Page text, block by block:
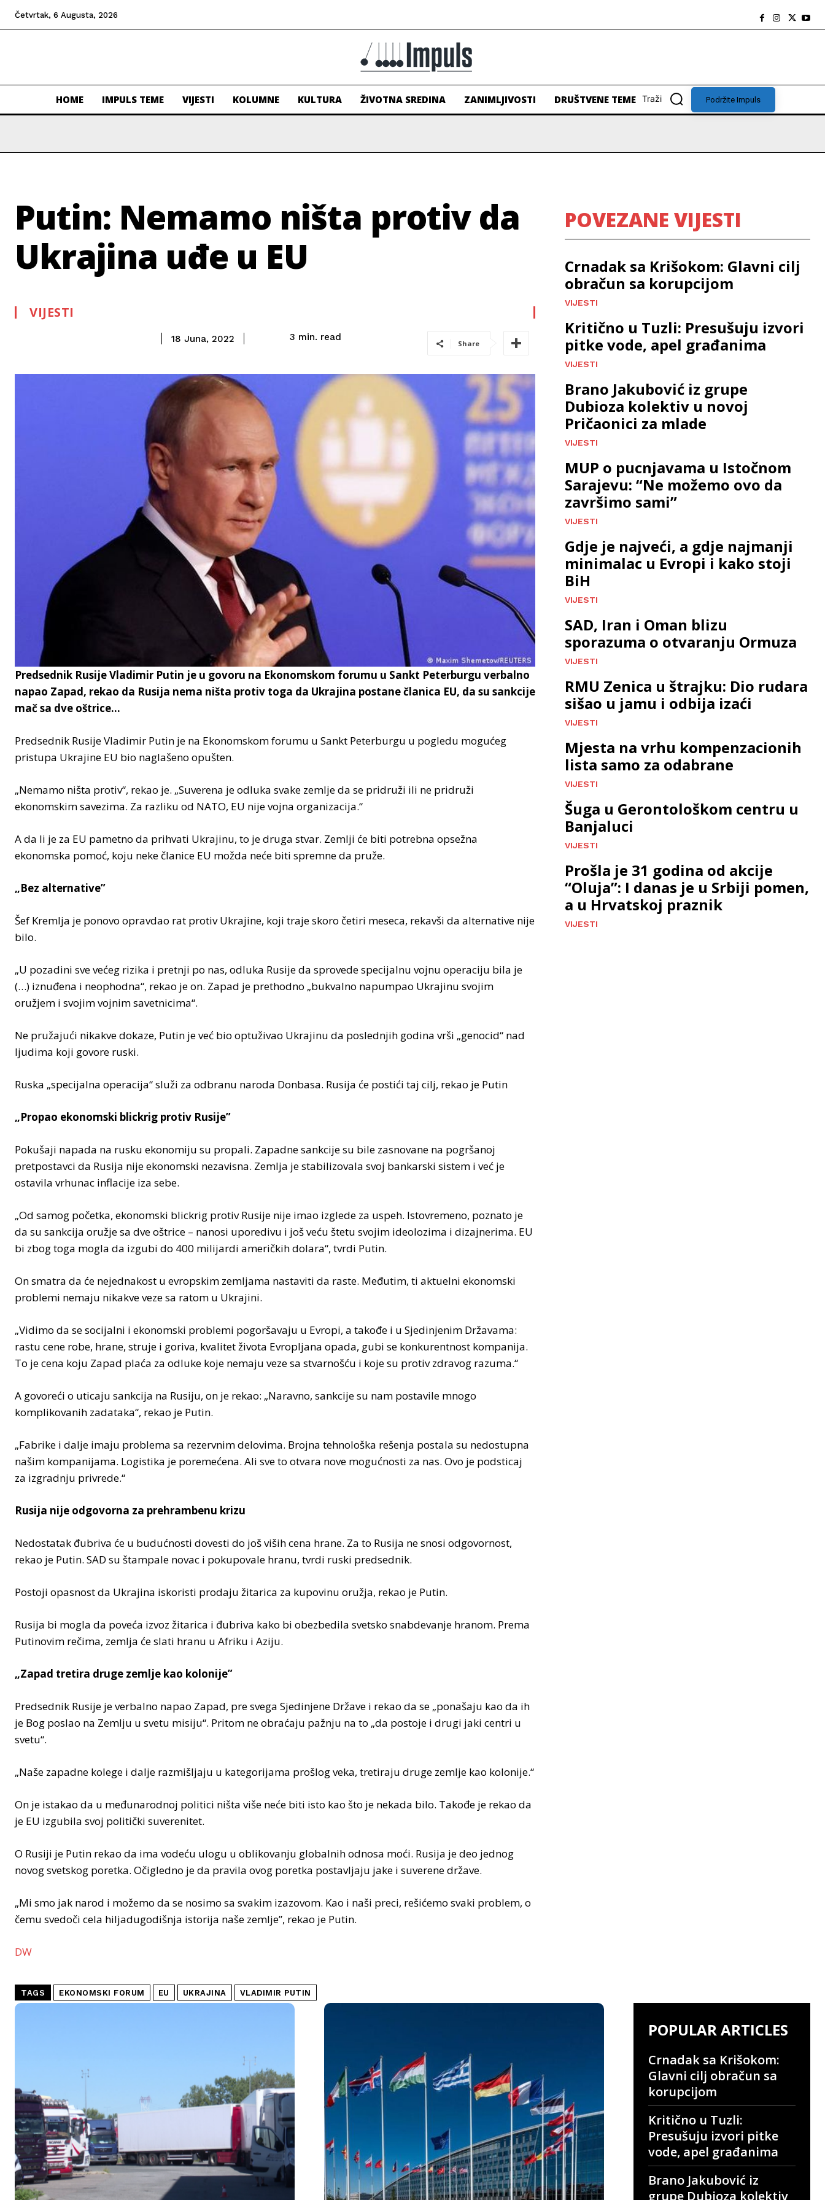
Četvrtak, 6 Augusta, 2026
HOME IMPULS TEME VIJESTI KOLUMNE KULTURA ŽIVOTNA SREDINA ZANIMLJIVOSTI DRUŠTVENE TEME Traži Podržite Impuls
Putin: Nemamo ništa protiv da
Ukrajina uđe u EU
VIJESTI
18 Juna, 2022 3 min. read
Share
Predsednik Rusije Vladimir Putin je u govoru na Ekonomskom forumu u Sankt Peterburgu verbalno
napao Zapad, rekao da Rusija nema ništa protiv toga da Ukrajina postane članica EU, da su sankcije
mač sa dve oštrice…
Predsednik Rusije Vladimir Putin je na Ekonomskom forumu u Sankt Peterburgu u pogledu mogućeg
pristupa Ukrajine EU bio naglašeno opušten.
„Nemamo ništa protiv“, rekao je. „Suverena je odluka svake zemlje da se pridruži ili ne pridruži
ekonomskim savezima. Za razliku od NATO, EU nije vojna organizacija.“
A da li je za EU pametno da prihvati Ukrajinu, to je druga stvar. Zemlji će biti potrebna opsežna
ekonomska pomoć, koju neke članice EU možda neće biti spremne da pruže.
„Bez alternative”
Šef Kremlja je ponovo opravdao rat protiv Ukrajine, koji traje skoro četiri meseca, rekavši da alternative nije
bilo.
„U pozadini sve većeg rizika i pretnji po nas, odluka Rusije da sprovede specijalnu vojnu operaciju bila je
(…) iznuđena i neophodna“, rekao je on. Zapad je prethodno „bukvalno napumpao Ukrajinu svojim
oružjem i svojim vojnim savetnicima“.
Ne pružajući nikakve dokaze, Putin je već bio optuživao Ukrajinu da poslednjih godina vrši „genocid“ nad
ljudima koji govore ruski.
Ruska „specijalna operacija“ služi za odbranu naroda Donbasa. Rusija će postići taj cilj, rekao je Putin
„Propao ekonomski blickrig protiv Rusije”
Pokušaji napada na rusku ekonomiju su propali. Zapadne sankcije su bile zasnovane na pogršanoj
pretpostavci da Rusija nije ekonomski nezavisna. Zemlja je stabilizovala svoj bankarski sistem i već je
ostavila vrhunac inflacije iza sebe.
„Od samog početka, ekonomski blickrig protiv Rusije nije imao izglede za uspeh. Istovremeno, poznato je
da su sankcija oružje sa dve oštrice – nanosi uporedivu i još veću štetu svojim ideolozima i dizajnerima. EU
bi zbog toga mogla da izgubi do 400 milijardi američkih dolara“, tvrdi Putin.
On smatra da će nejednakost u evropskim zemljama nastaviti da raste. Međutim, ti aktuelni ekonomski
problemi nemaju nikakve veze sa ratom u Ukrajini.
„Vidimo da se socijalni i ekonomski problemi pogoršavaju u Evropi, a takođe i u Sjedinjenim Državama:
rastu cene robe, hrane, struje i goriva, kvalitet života Evropljana opada, gubi se konkurentnost kompanija.
To je cena koju Zapad plaća za odluke koje nemaju veze sa stvarnošću i koje su protiv zdravog razuma.“
A govoreći o uticaju sankcija na Rusiju, on je rekao: „Naravno, sankcije su nam postavile mnogo
komplikovanih zadataka“, rekao je Putin.
„Fabrike i dalje imaju problema sa rezervnim delovima. Brojna tehnološka rešenja postala su nedostupna
našim kompanijama. Logistika je poremećena. Ali sve to otvara nove mogućnosti za nas. Ovo je podsticaj
za izgradnju privrede.“
Rusija nije odgovorna za prehrambenu krizu
Nedostatak đubriva će u budućnosti dovesti do još viših cena hrane. Za to Rusija ne snosi odgovornost,
rekao je Putin. SAD su štampale novac i pokupovale hranu, tvrdi ruski predsednik.
Postoji opasnost da Ukrajina iskoristi prodaju žitarica za kupovinu oružja, rekao je Putin.
Rusija bi mogla da poveća izvoz žitarica i đubriva kako bi obezbedila svetsko snabdevanje hranom. Prema
Putinovim rečima, zemlja će slati hranu u Afriku i Aziju.
„Zapad tretira druge zemlje kao kolonije”
Predsednik Rusije je verbalno napao Zapad, pre svega Sjedinjene Države i rekao da se „ponašaju kao da ih
je Bog poslao na Zemlju u svetu misiju“. Pritom ne obraćaju pažnju na to „da postoje i drugi jaki centri u
svetu“.
„Naše zapadne kolege i dalje razmišljaju u kategorijama prošlog veka, tretiraju druge zemlje kao kolonije.“
On je istakao da u međunarodnoj politici ništa više neće biti isto kao što je nekada bilo. Takođe je rekao da
je EU izgubila svoj politički suverenitet.
O Rusiji je Putin rekao da ima vodeću ulogu u oblikovanju globalnih odnosa moći. Rusija je deo jednog
novog svetskog poretka. Očigledno je da pravila ovog poretka postavljaju jake i suverene države.
„Mi smo jak narod i možemo da se nosimo sa svakim izazovom. Kao i naši preci, rešićemo svaki problem, o
čemu svedoči cela hiljadugodišnja istorija naše zemlje”, rekao je Putin.
DW
TAGS EKONOMSKI FORUM EU UKRAJINA VLADIMIR PUTIN
POVEZANE VIJESTI
Crnadak sa Krišokom: Glavni cilj
obračun sa korupcijom
VIJESTI
Kritično u Tuzli: Presušuju izvori
pitke vode, apel građanima
VIJESTI
Brano Jakubović iz grupe
Dubioza kolektiv u novoj
Pričaonici za mlade
VIJESTI
MUP o pucnjavama u Istočnom
Sarajevu: “Ne možemo ovo da
završimo sami”
VIJESTI
Gdje je najveći, a gdje najmanji
minimalac u Evropi i kako stoji
BiH
VIJESTI
SAD, Iran i Oman blizu
sporazuma o otvaranju Ormuza
VIJESTI
RMU Zenica u štrajku: Dio rudara
sišao u jamu i odbija izaći
VIJESTI
Mjesta na vrhu kompenzacionih
lista samo za odabrane
VIJESTI
Šuga u Gerontološkom centru u
Banjaluci
VIJESTI
Prošla je 31 godina od akcije
“Oluja”: I danas je u Srbiji pomen,
a u Hrvatskoj praznik
VIJESTI
POPULAR ARTICLES
Crnadak sa Krišokom:
Glavni cilj obračun sa
korupcijom
Kritično u Tuzli:
Presušuju izvori pitke
vode, apel građanima
Brano Jakubović iz
grupe Dubioza kolektiv